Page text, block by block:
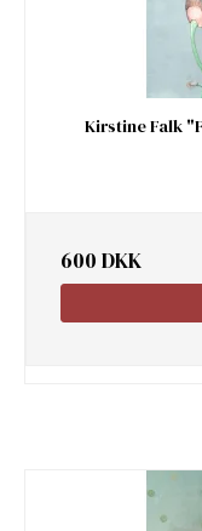
Kirstine Falk
600 DKK